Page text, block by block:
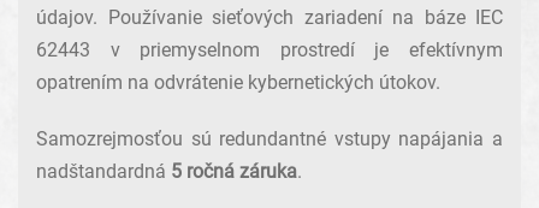
údajov. Používanie sieťových zariadení na báze IEC
62443 v priemyselnom prostredí je efektívnym
opatrením na odvrátenie kybernetických útokov.
Samozrejmosťou sú redundantné vstupy napájania a
nadštandardná 5 ročná záruka.